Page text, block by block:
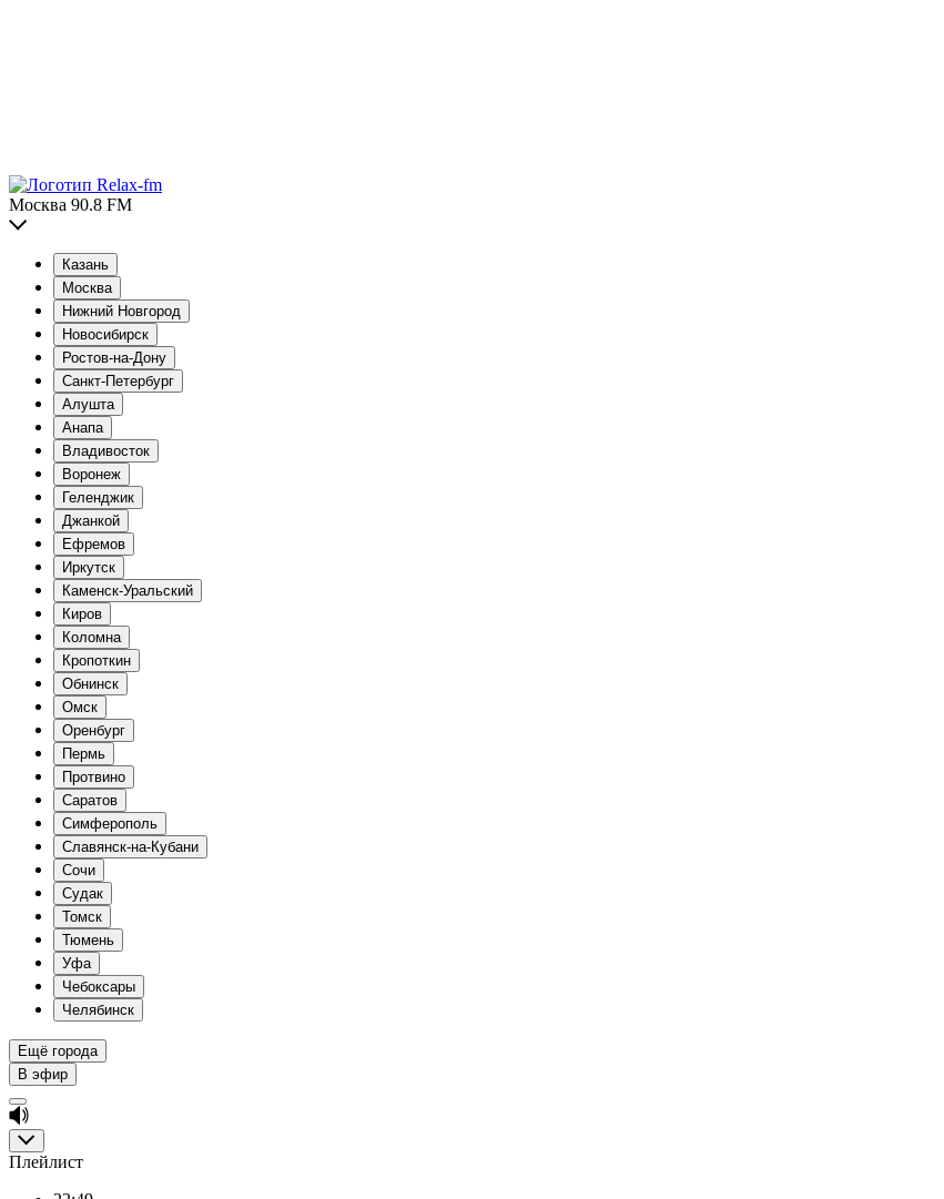
Москва 90.8 FM
Казань
Москва
Нижний Новгород
Новосибирск
Ростов-на-Дону
Санкт-Петербург
Алушта
Анапа
Владивосток
Воронеж
Геленджик
Джанкой
Ефремов
Иркутск
Каменск-Уральский
Киров
Коломна
Кропоткин
Обнинск
Омск
Оренбург
Пермь
Протвино
Саратов
Симферополь
Славянск-на-Кубани
Сочи
Судак
Томск
Тюмень
Уфа
Чебоксары
Челябинск
Ещё города
В эфир
Плейлист